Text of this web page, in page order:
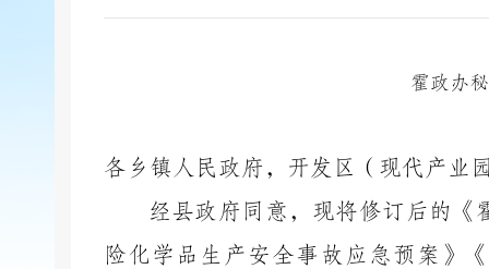
霍政办
各乡镇人民政府，开发区（现代产业
经县政府同意，现将修订后的
险化学品生产安全事故应急预案》